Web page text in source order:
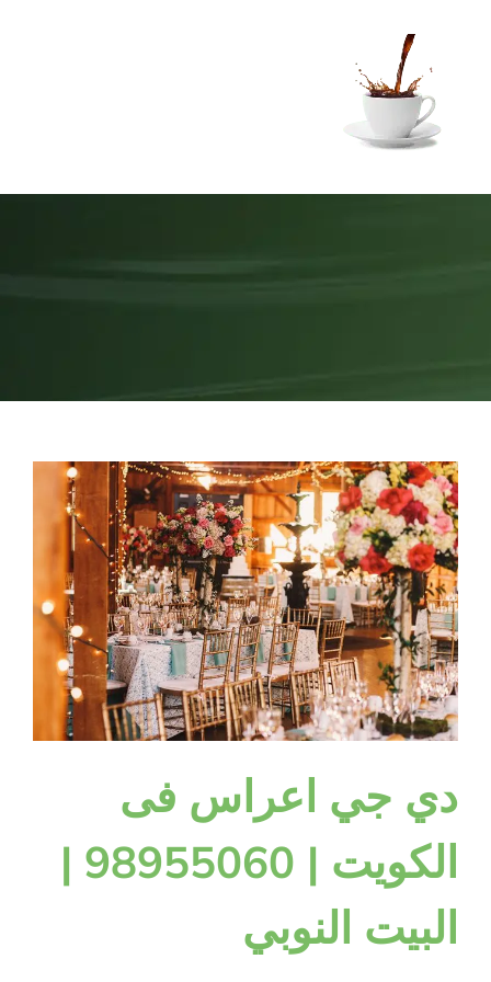
دي جي اعراس فى
الكويت | 98955060 |
البيت النوبي